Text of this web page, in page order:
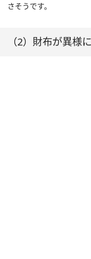
さそうです。
（2）財布が異様